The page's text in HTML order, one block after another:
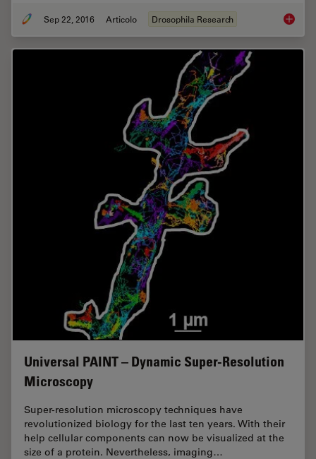
Sep 22, 2016 Articolo Drosophila Research
Universal PAINT – Dynamic Super-Resolution
Microscopy
Super-resolution microscopy techniques have
revolutionized biology for the last ten years. With their
help cellular components can now be visualized at the
size of a protein. Nevertheless, imaging…